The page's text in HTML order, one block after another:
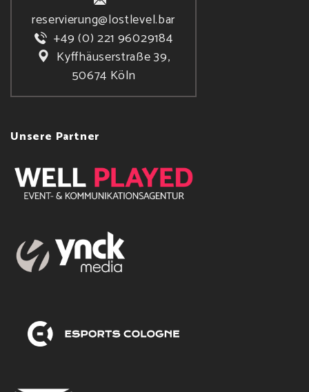
reservierung@lostlevel.bar
+49 (0) 221 96029184
Kyffhäuserstraße 39,
50674 Köln
Unsere Partner